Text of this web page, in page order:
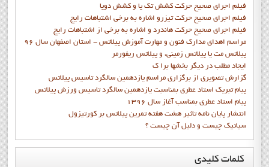
فيلم اجراي صحيح حرکت کشش تک پا و کشش دوپا
فيلم اجراي صحيح حرکت تيزرو اشاره به برخي اشتباهات رايج
فيلم اجراي صحيح حرکت هاندرد و اشاره به برخي از اشتباهات رايج
مراسم اهدای مدارک فنون و مهارت آموزش پیلاتس - استان اصفهان سال 96
پیلاتس مت یا پیلاتس زمینی، و پیلاتس ریفورمر
ايجاد مطلب در ديگر بخشها برا ک
گزارش تصويري از برگزاري مراسم يازدهمين سالگرد تاسيس پيلاتس
پيام تبريک استاد عطري بمناسبت يازدهمين سالگرد تاسيس ورزش پيلاتس
پيام استاد عطري بمناسب آغاز سال 1396
انتشار پايان نامه تاثیر هشت هفته تمرین پیلاتس بر کورتیزول
سیاتیک چیست و دلیل آن چیست ؟
کلماتکلیدی